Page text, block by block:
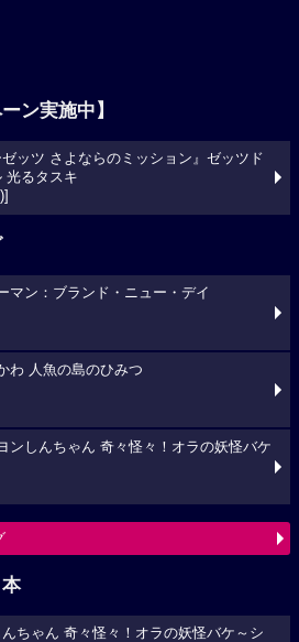
ン実施中】
ゼッツ さよならのミッション』ゼッツド
光るタスキ
マン：ブランド・ニュー・デイ
わ 人魚の島のひみつ
ンしんちゃん 奇々怪々！オラの妖怪バケ
ちゃん 奇々怪々！オラの妖怪バケ～シ